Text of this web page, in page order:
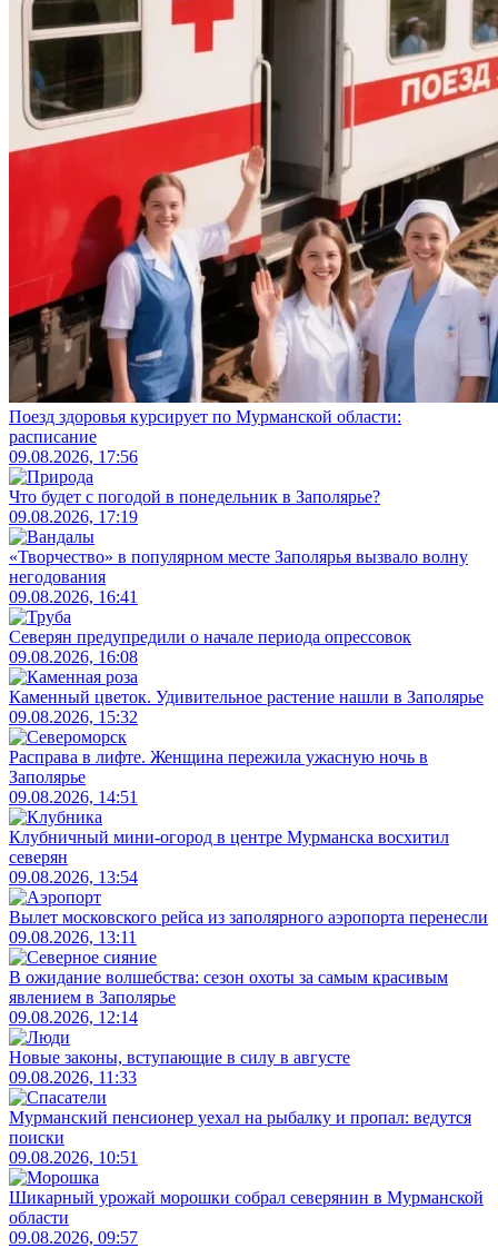
Поезд здоровья курсирует по Мурманской области:
расписание
09.08.2026, 17:56
Что будет с погодой в понедельник в Заполярье?
09.08.2026, 17:19
«Творчество» в популярном месте Заполярья вызвало волну
негодования
09.08.2026, 16:41
Северян предупредили о начале периода опрессовок
09.08.2026, 16:08
Каменный цветок. Удивительное растение нашли в Заполярье
09.08.2026, 15:32
Расправа в лифте. Женщина пережила ужасную ночь в
Заполярье
09.08.2026, 14:51
Клубничный мини-огород в центре Мурманска восхитил
северян
09.08.2026, 13:54
Вылет московского рейса из заполярного аэропорта перенесли
09.08.2026, 13:11
В ожидание волшебства: сезон охоты за самым красивым
явлением в Заполярье
09.08.2026, 12:14
Новые законы, вступающие в силу в августе
09.08.2026, 11:33
Мурманский пенсионер уехал на рыбалку и пропал: ведутся
поиски
09.08.2026, 10:51
Шикарный урожай морошки собрал северянин в Мурманской
области
09.08.2026, 09:57